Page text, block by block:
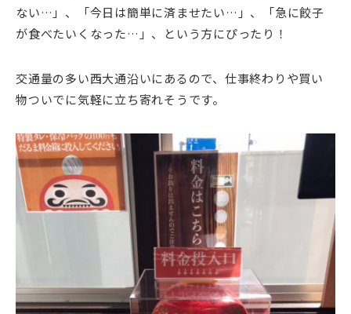
ない…」、「今日は簡単に済ませたい…」、「急に餃子
が食べたいくなった…」、という方にぴったり！
交通量の多い西大通沿いにあるので、仕事終わりや買い
物ついでに気軽に立ち寄れそうです。